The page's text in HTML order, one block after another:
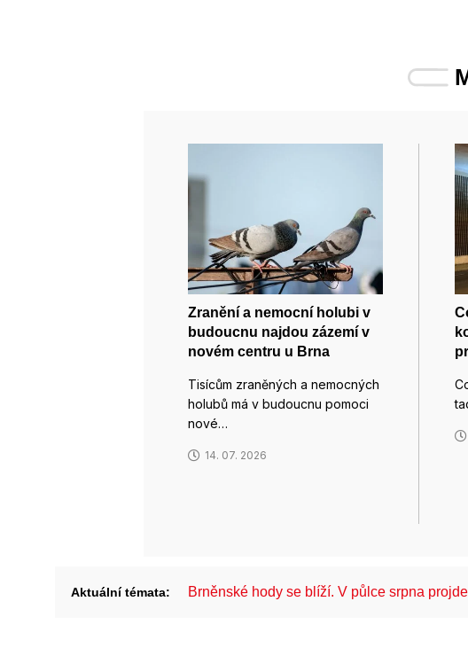
Zranění a nemocní holubi v
budoucnu najdou zázemí v
novém centru u Brna
Tisícům zraněných a nemocných
holubů má v budoucnu pomoci
nové…
14. 07. 2026
Aktuální témata: Brněnské hody se blíží. V půlce srpna